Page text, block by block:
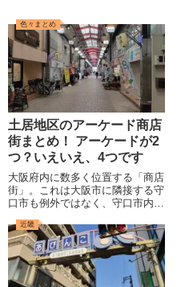
色々まとめ
土居地区のアーケード商店
街まとめ！ アーケードが2
つ？いえいえ、4つです
大阪府内に数多く位置する「商店
街」。これは大阪市に隣接する守
口市も例外ではなく、守口市内に
置し、現在に至るまでその状況を
維持し続けている。今回は、その
中でも土居地区にあるアーケード
商店街について詳しく見ていく
こ...
近畿